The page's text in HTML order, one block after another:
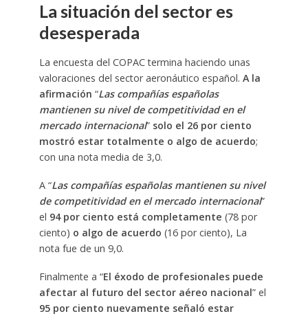
La situación del sector es
desesperada
La encuesta del COPAC termina haciendo unas
valoraciones del sector aeronáutico español. A la
afirmación “Las compañías españolas
mantienen su nivel de competitividad en el
mercado internacional” solo el 26 por ciento
mostró estar totalmente o algo de acuerdo;
con una nota media de 3,0.
A “Las compañías españolas mantienen su nivel
de competitividad en el mercado internacional”
el 94 por ciento está completamente (78 por
ciento) o algo de acuerdo (16 por ciento), La
nota fue de un 9,0.
Finalmente a “El éxodo de profesionales puede
afectar al futuro del sector aéreo nacional” el
95 por ciento nuevamente señaló estar